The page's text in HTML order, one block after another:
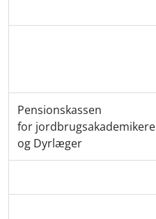
Pensionskassen
for jordbrugsakademikere
og Dyrlæger